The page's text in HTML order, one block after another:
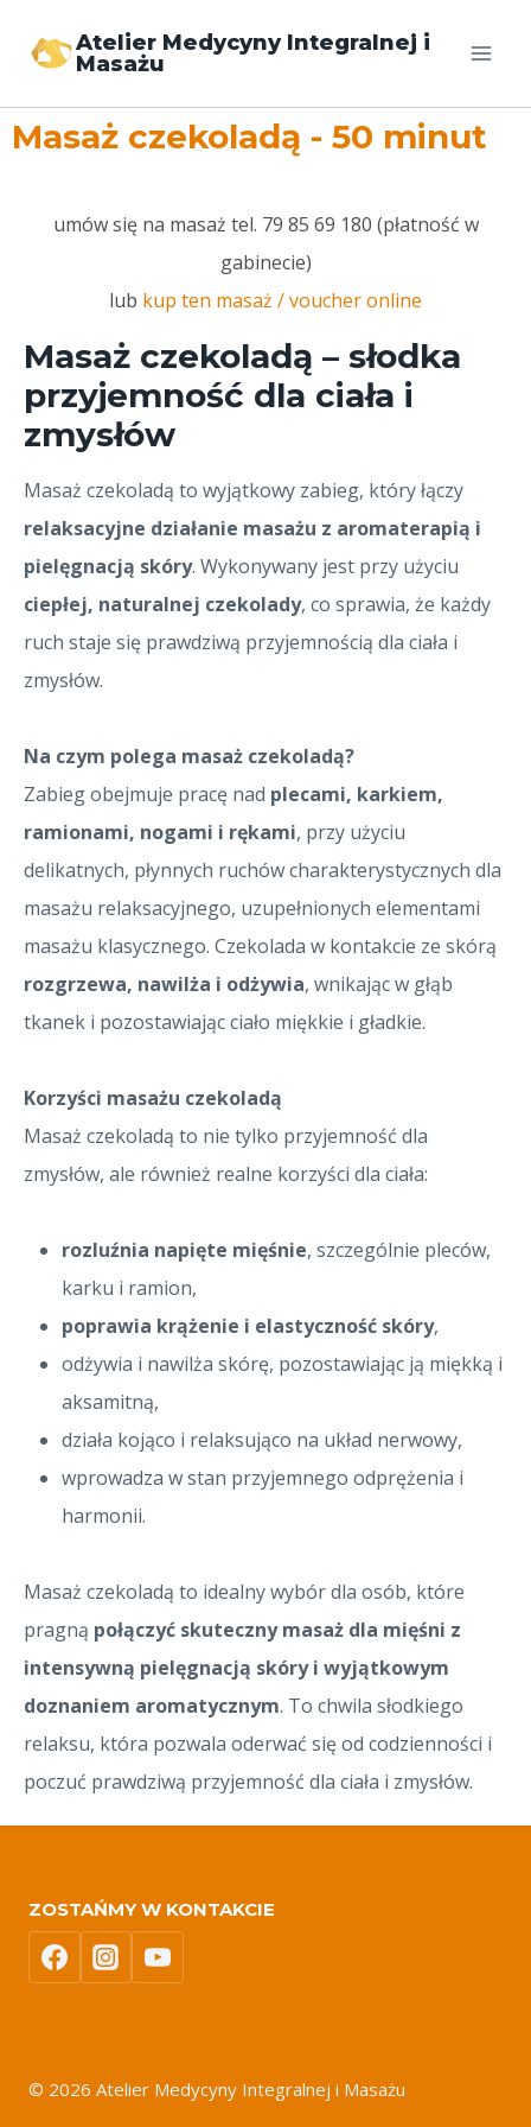
Atelier Medycyny Integralnej i
Masażu
Masaż czekoladą - 50 minut
umów się na masaż tel. 79 85 69 180 (płatność w
gabinecie)
lub kup ten masaż / voucher online
Masaż czekoladą – słodka
przyjemność dla ciała i
zmysłów
Masaż czekoladą to wyjątkowy zabieg, który łączy
relaksacyjne działanie masażu z aromaterapią i
pielęgnacją skóry. Wykonywany jest przy użyciu
ciepłej, naturalnej czekolady, co sprawia, że każdy
ruch staje się prawdziwą przyjemnością dla ciała i
zmysłów.
Na czym polega masaż czekoladą?
Zabieg obejmuje pracę nad plecami, karkiem,
ramionami, nogami i rękami, przy użyciu
delikatnych, płynnych ruchów charakterystycznych dla
masażu relaksacyjnego, uzupełnionych elementami
masażu klasycznego. Czekolada w kontakcie ze skórą
rozgrzewa, nawilża i odżywia, wnikając w głąb
tkanek i pozostawiając ciało miękkie i gładkie.
Korzyści masażu czekoladą
Masaż czekoladą to nie tylko przyjemność dla
zmysłów, ale również realne korzyści dla ciała:
rozluźnia napięte mięśnie, szczególnie pleców,
karku i ramion,
poprawia krążenie i elastyczność skóry,
odżywia i nawilża skórę, pozostawiając ją miękką i
aksamitną,
działa kojąco i relaksująco na układ nerwowy,
wprowadza w stan przyjemnego odprężenia i
harmonii.
Masaż czekoladą to idealny wybór dla osób, które
pragną połączyć skuteczny masaż dla mięśni z
intensywną pielęgnacją skóry i wyjątkowym
doznaniem aromatycznym. To chwila słodkiego
relaksu, która pozwala oderwać się od codzienności i
poczuć prawdziwą przyjemność dla ciała i zmysłów.
ZOSTAŃMY W KONTAKCIE
© 2026 Atelier Medycyny Integralnej i Masażu